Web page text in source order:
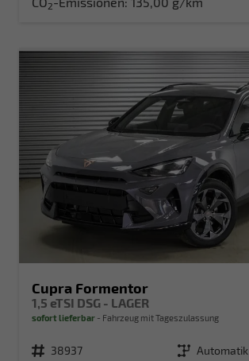
2
Cupra Formentor
1,5 eTSI DSG - LAGER
sofort lieferbar Fahrzeug mit Tageszulassung
Fahrzeugnr. 38937 Getriebe Automatik